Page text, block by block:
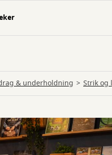
& underholdning Strik og